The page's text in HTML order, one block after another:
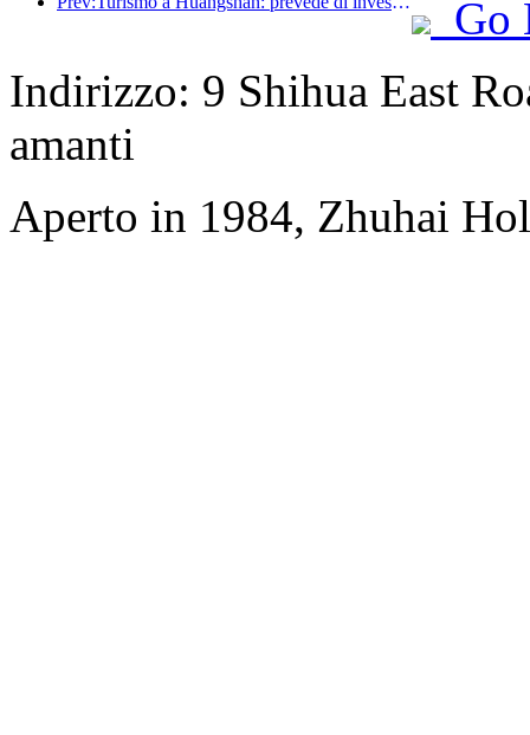
Go
Indirizzo: 9 Shihua East
amanti
Aperto in 1984, Zhuhai